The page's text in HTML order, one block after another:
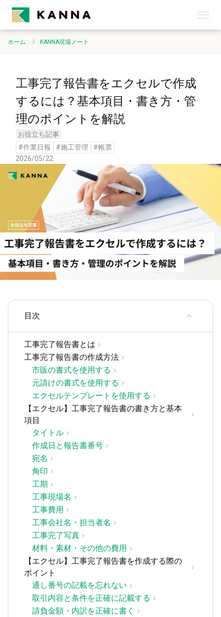
ホーム KANNA現場ノート
工事完了報告書をエクセルで作成
するには？基本項目・書き方・管
理のポイントを解説
お役立ち記事
#作業日報 #施工管理 #帳票
2026/05/22
目次
工事完了報告書とは
工事完了報告書の作成方法
市販の書式を使用する
元請けの書式を使用する
エクセルテンプレートを使用する
【エクセル】工事完了報告書の書き方と基本
項目
タイトル
作成日と報告書番号
宛名
角印
工期
工事現場名
工事費用
工事会社名・担当者名
工事完了写真
材料・素材・その他の費用
【エクセル】工事完了報告書を作成する際の
ポイント
通し番号の記載を忘れない
取引内容と条件を正確に記載する
請負金額・内訳を正確に書く